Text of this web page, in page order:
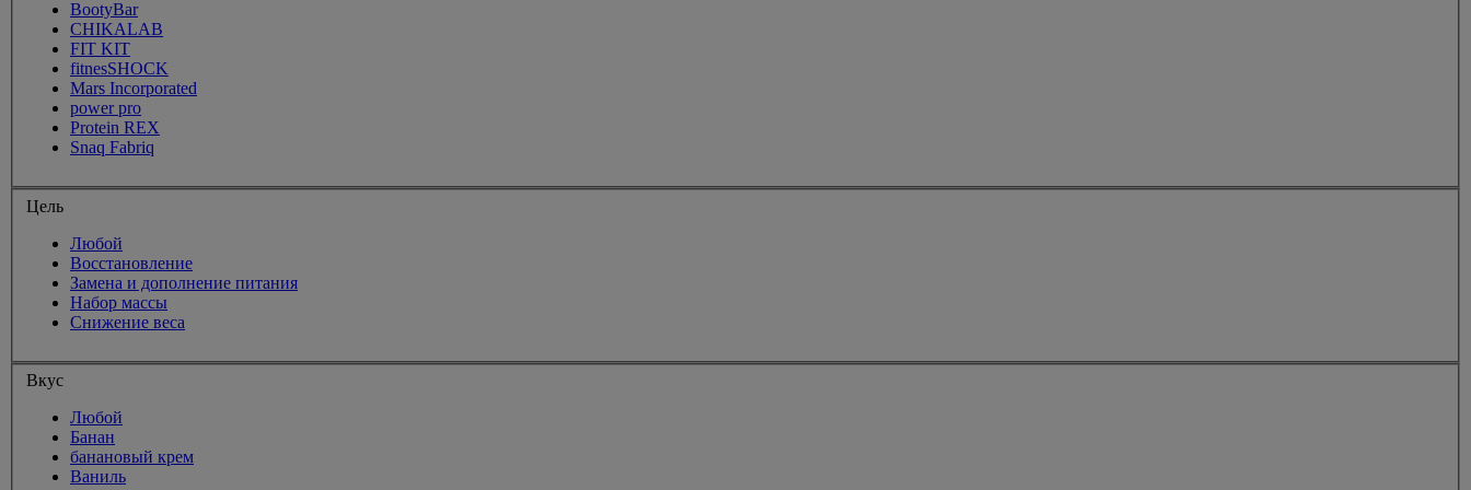
BootyBar
CHIKALAB
FIT KIT
fitnesSHOCK
Mars Incorporated
power pro
Protein REX
Snaq Fabriq
Цель
Любой
Восстановление
Замена и дополнение питания
Набор массы
Снижение веса
Вкус
Любой
Банан
банановый крем
Ваниль